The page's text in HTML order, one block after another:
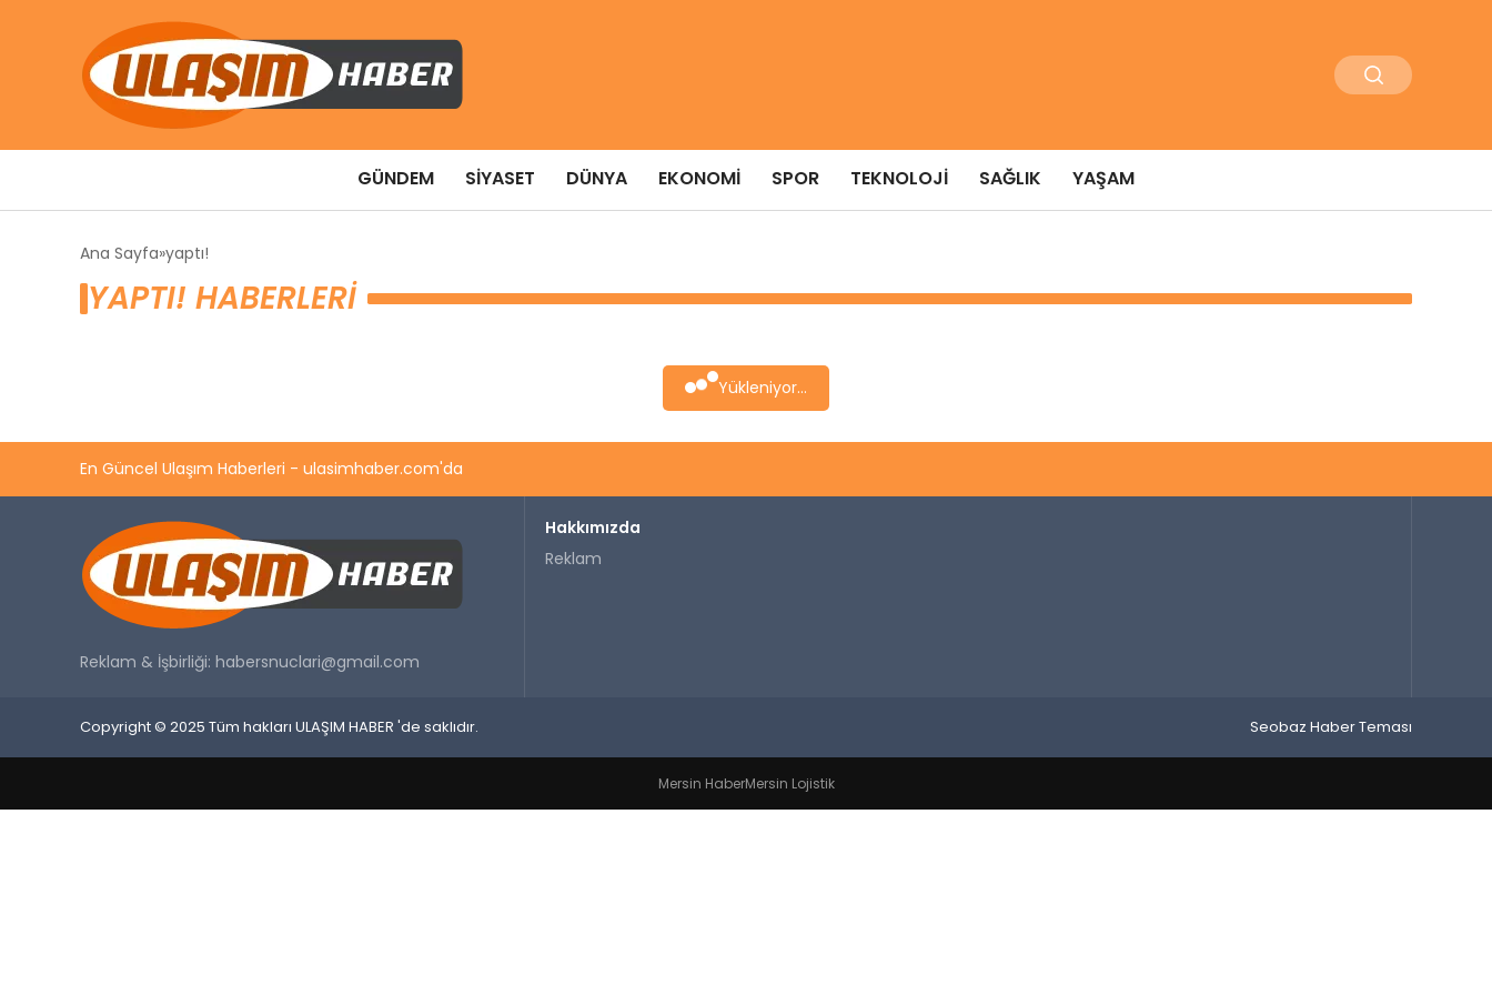
GÜNDEM SIYASET DÜNYA EKONOMI SPOR TEKNOLOJI SAĞLIK YAŞAM
Ana Sayfa yaptı!
YAPTI! HABERLERI
Yükleniyor...
En Güncel Ulaşım Haberleri - ulasimhaber.com'da
Reklam & İşbirliği: habersnuclari@gmail.com
Hakkımızda
Reklam
Copyright © 2025 Tüm hakları ULAŞIM HABER 'de saklıdır. Seobaz Haber Teması
Mersin HaberMersin Lojistik